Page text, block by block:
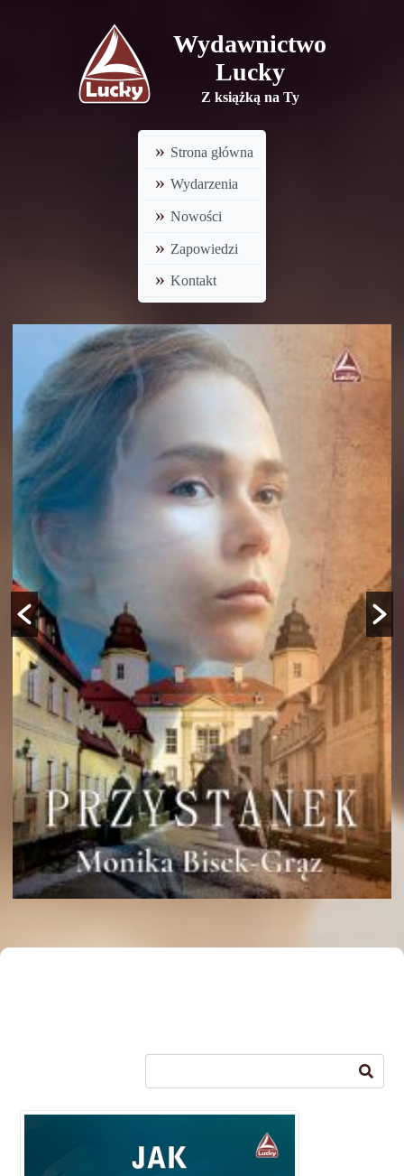
Wydawnictwo
Lucky
Z książką na Ty
Strona główna
Wydarzenia
Nowości
Zapowiedzi
Kontakt